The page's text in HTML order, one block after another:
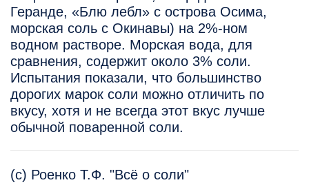
Геранде, «Блю лебл» с острова Осима,
морская соль с Окинавы) на 2%-ном
водном растворе. Морская вода, для
сравнения, содержит около 3% соли.
Испытания показали, что большинство
дорогих марок соли можно отличить по
вкусу, хотя и не всегда этот вкус лучше
обычной поваренной соли.
(с) Роенко Т.Ф. "Всё о соли"